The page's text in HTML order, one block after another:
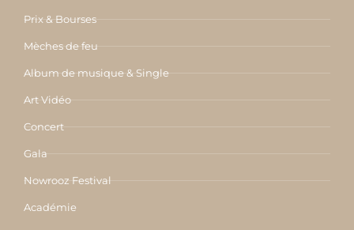
f
Prix & Bourses
Mèches de feu
Album de musique & Single
Art Vidéo
Concert
Gala
Nowrooz Festival
Académie